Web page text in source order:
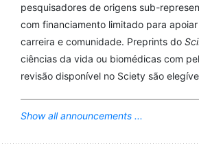
pesquisadores de origens sub-
com financiamento limitado para
carreira e comunidade. Preprints do
ciências da vida ou biomédicas com
revisão disponível no Sciety são
Show all announcements ...